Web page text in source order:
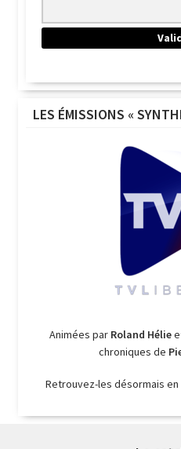
LES ÉMISSIONS «
Animées par Roland Hélie
chroniques de
Retrouvez-les désormais